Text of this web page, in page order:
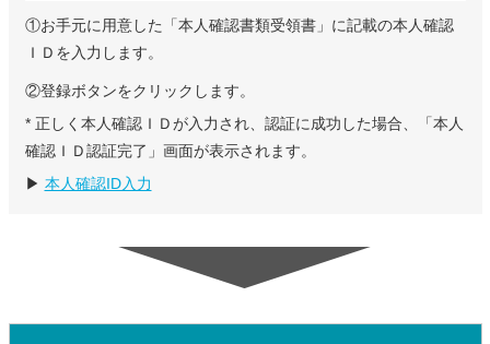
①お手元に用意した「本人確認書類受領書」に記載の本人確認
ＩＤを入力します。
②登録ボタンをクリックします。
* 正しく本人確認ＩＤが入力され、認証に成功した場合、「本人
確認ＩＤ認証完了」画面が表示されます。
▶ 本人確認ID入力